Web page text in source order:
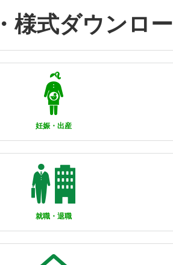
様式ダウンロ
妊娠・出産
就職・退職